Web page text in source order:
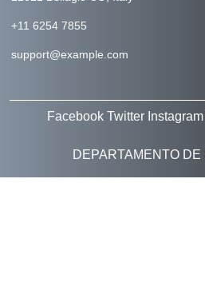
+11 6254 7855
support@example.com
Facebook Twitter Instagram
DEPARTAMENTO DE